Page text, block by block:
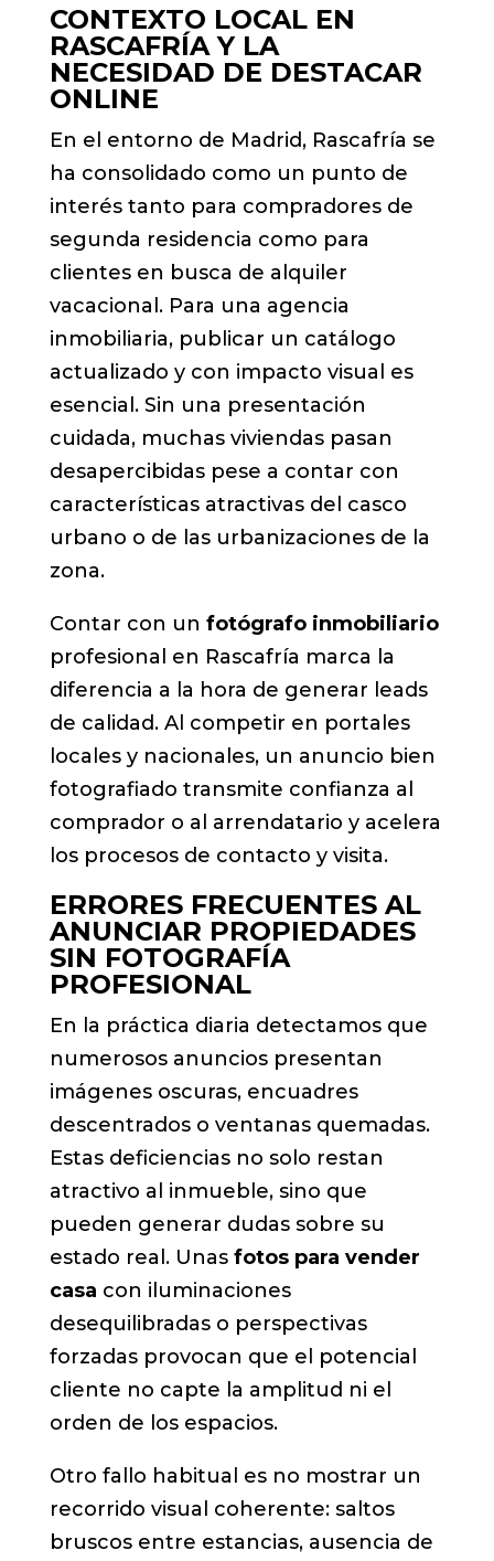
CONTEXTO LOCAL EN
RASCAFRÍA Y LA
NECESIDAD DE DESTACAR
ONLINE
En el entorno de Madrid, Rascafría se
ha consolidado como un punto de
interés tanto para compradores de
segunda residencia como para
clientes en busca de alquiler
vacacional. Para una agencia
inmobiliaria, publicar un catálogo
actualizado y con impacto visual es
esencial. Sin una presentación
cuidada, muchas viviendas pasan
desapercibidas pese a contar con
características atractivas del casco
urbano o de las urbanizaciones de la
zona.
Contar con un fotógrafo inmobiliario
profesional en Rascafría marca la
diferencia a la hora de generar leads
de calidad. Al competir en portales
locales y nacionales, un anuncio bien
fotografiado transmite confianza al
comprador o al arrendatario y acelera
los procesos de contacto y visita.
ERRORES FRECUENTES AL
ANUNCIAR PROPIEDADES
SIN FOTOGRAFÍA
PROFESIONAL
En la práctica diaria detectamos que
numerosos anuncios presentan
imágenes oscuras, encuadres
descentrados o ventanas quemadas.
Estas deficiencias no solo restan
atractivo al inmueble, sino que
pueden generar dudas sobre su
estado real. Unas fotos para vender
casa con iluminaciones
desequilibradas o perspectivas
forzadas provocan que el potencial
cliente no capte la amplitud ni el
orden de los espacios.
Otro fallo habitual es no mostrar un
recorrido visual coherente: saltos
bruscos entre estancias, ausencia de